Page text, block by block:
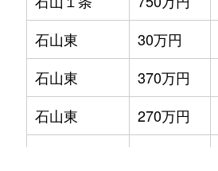
石山東
30万円
石山東
370万円
石山東
270万円